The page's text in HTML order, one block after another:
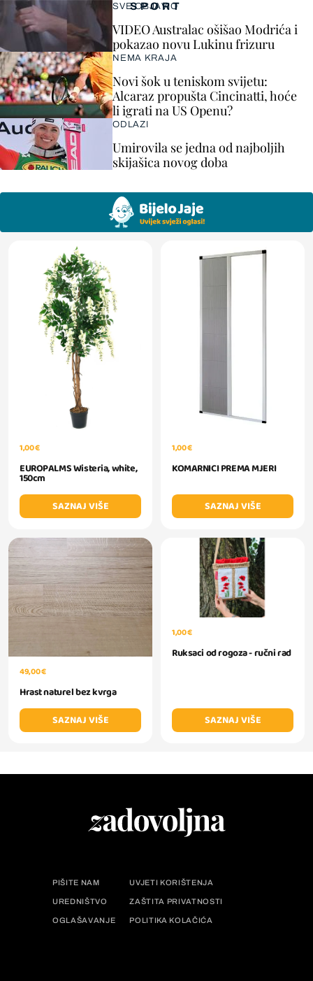
SPORT
SVE OBJAVIO
VIDEO Australac ošišao Modrića i
pokazao novu Lukinu frizuru
NEMA KRAJA
Novi šok u teniskom svijetu:
Alcaraz propušta Cincinatti, hoće
li igrati na US Openu?
ODLAZI
Umirovila se jedna od najboljih
skijašica novog doba
1,00 €
EUROPALMS Wisteria, white,
150cm
SAZNAJ VIŠE
1,00 €
KOMARNICI PREMA MJERI
SAZNAJ VIŠE
49,00 €
Hrast naturel bez kvrga
SAZNAJ VIŠE
1,00 €
Ruksaci od rogoza - ručni rad
SAZNAJ VIŠE
PIŠITE NAM UVJETI KORIŠTENJA
UREDNIŠTVO ZAŠTITA PRIVATNOSTI
OGLAŠAVANJE POLITIKA KOLAČIĆA